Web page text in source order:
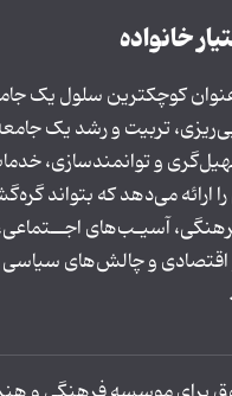
خانواده
عنوان کوچکترین سلول یک
تربیت و رشد یک
و توانمندسازی،
ارائه می‌دهد که بتواند
آسیـب‌های
و چالش‌های سیاسی